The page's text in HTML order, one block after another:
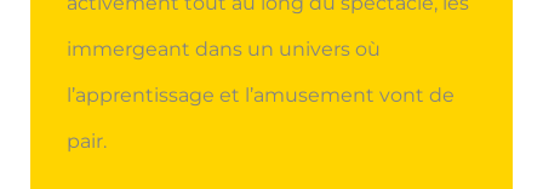
immergeant dans un univers où
l’apprentissage et l’amusement vont de
pair.